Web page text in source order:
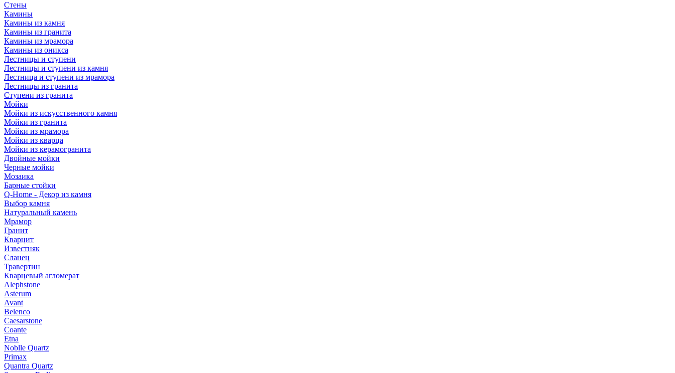
Стены
Камины
Камины из камня
Камины из гранита
Камины из мрамора
Камины из оникса
Лестницы и ступени
Лестницы и ступени из камня
Лестница и ступени из мрамора
Лестницы из гранита
Ступени из гранита
Мойки
Мойки из искусственного камня
Мойки из гранита
Мойки из мрамора
Мойки из кварца
Мойки из керамогранита
Двойные мойки
Черные мойки
Мозаика
Барные стойки
Q-Home - Декор из камня
Выбор камня
Натуральный камень
Мрамор
Гранит
Кварцит
Известняк
Сланец
Травертин
Кварцевый агломерат
Alephstone
Asterum
Avant
Belenco
Caesarstone
Coante
Etna
Noblle Quartz
Primax
Quantra Quartz